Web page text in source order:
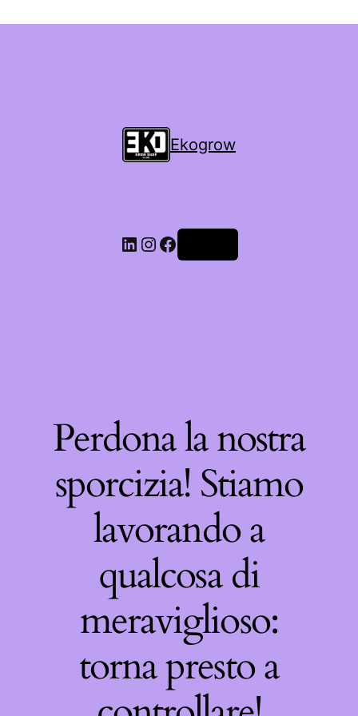
Ekogrow
Perdona la nostra
sporcizia! Stiamo
lavorando a
qualcosa di
meraviglioso:
torna presto a